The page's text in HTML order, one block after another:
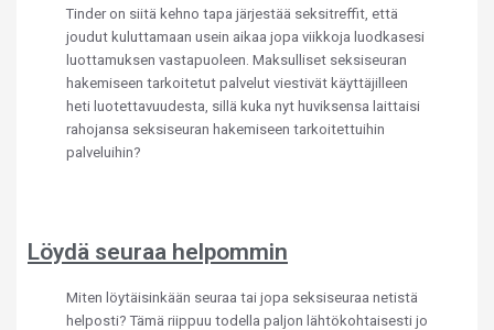
Tinder on siitä kehno tapa järjestää seksitreffit, että
joudut kuluttamaan usein aikaa jopa viikkoja luodkasesi
luottamuksen vastapuoleen. Maksulliset seksiseuran
hakemiseen tarkoitetut palvelut viestivät käyttäjilleen
heti luotettavuudesta, sillä kuka nyt huviksensa laittaisi
rahojansa seksiseuran hakemiseen tarkoitettuihin
palveluihin?
Löydä seuraa helpommin
Miten löytäisinkään seuraa tai jopa seksiseuraa netistä
helposti? Tämä riippuu todella paljon lähtökohtaisesti jo